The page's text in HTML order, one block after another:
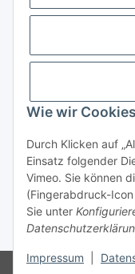
Wie wir
Durch Klicken auf
Einsatz folgender
Vimeo. Sie können
(Fingerabdruck-
Sie unter
Impressum
Passwort vergessen
Neu hier?Jetzt
* Alle Preise zzgl.